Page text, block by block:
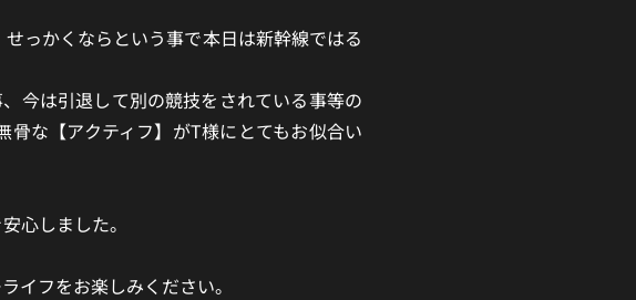
っかくならという事で本日は新幹線ではる
今は引退して別の競技をされている事等の
な【アクティフ】がT様にとてもお似合い
心しました。
イフをお楽しみください。